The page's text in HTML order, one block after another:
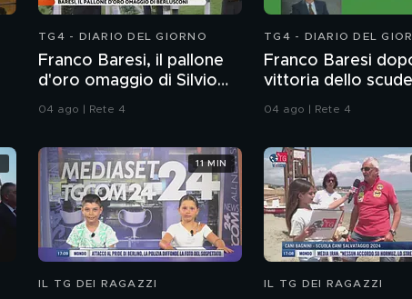
TG4 - DIARIO DEL GIORNO
Franco Baresi, il pallone
d'oro omaggio di Silvio
Berlusconi
04 ago | Rete 4
TG4 - DIARIO DEL
Franco Baresi
vittoria dello
04 ago | Rete 4
IL TG DEI RAGAZZI
11 MIN
IL TG DEI RAGAZZI